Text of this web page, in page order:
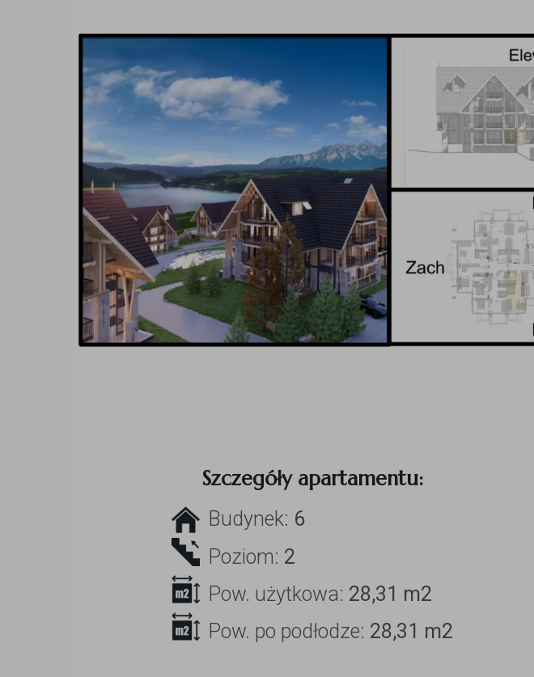
Szczegóły apartamentu:
Budynek: 6
Poziom: 2
Pow. użytkowa: 28,31 m2
Pow. po podłodze: 28,31 m2